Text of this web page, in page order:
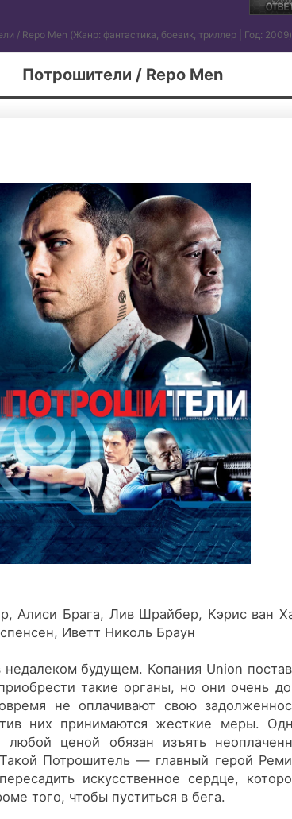
/ Repo Men (Жанр: фантастика, боевик, триллер | Год: 2009)
Потрошители / Repo Men
Алиси Брага, Лив Шрайбер, Кэрис ван
Иветт Николь Браун
будущем. Копания Union
такие органы, но они очень
не оплачивают свою
них принимаются жесткие меры.
любой ценой обязан изъять
Потрошитель — главный герой
искусственное сердце,
того, чтобы пуститься в бега.